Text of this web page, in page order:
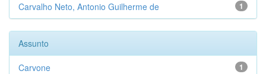
1
Carvalho Neto, Antonio Guilherme de
Assunto
1
Carvone